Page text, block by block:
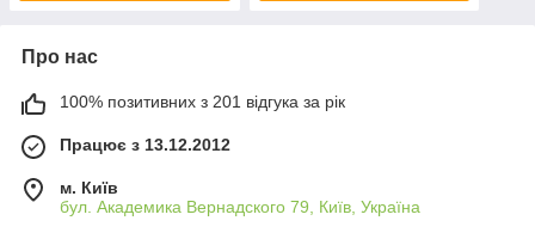
Про нас
100% позитивних з 201 відгука за рік
Працює з 13.12.2012
м. Київ
бул. Академика Вернадского 79, Київ, Україна